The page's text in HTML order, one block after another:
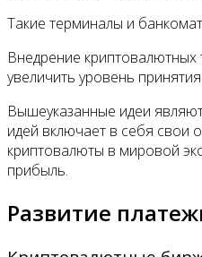
Такие терминалы и
Внедрение
увеличить уровень
Вышеуказанные идеи
идей включает в себя свои
криптовалюты в мировой
прибыль.
Развитие